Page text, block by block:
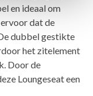
en ideaal om
dat de
dubbel gestikte
het zitelement
Door de
Loungeseat een